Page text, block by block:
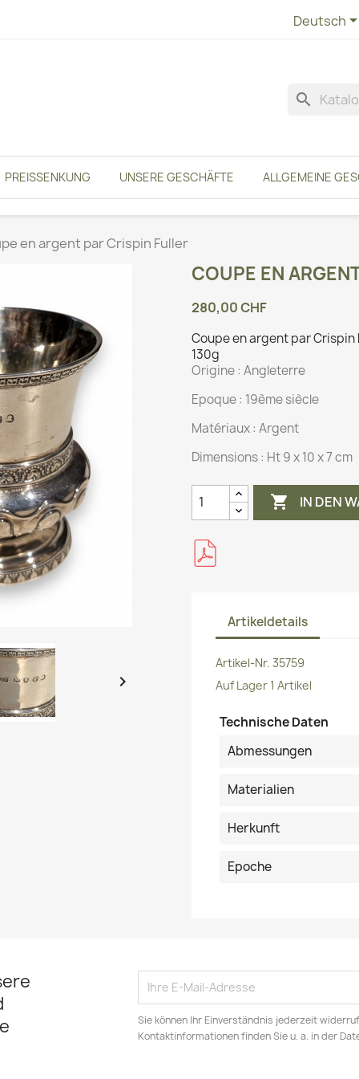
Deutsch
search
PREISSENKUNG UNSERE GESCHÄFTE ALLGEMEINE
en argent par Crispin Fuller

COUPE EN
280,00 CHF
Coupe en argent par Crispin
130g
Origine : Angleterre
Epoque : 19ème siècle
Matériaux : Argent
Dimensions : Ht 9 x 10 x 7 cm
 IN DEN
Artikeldetails
Artikel-Nr. 35759
Auf Lager 1 Artikel
Technische Daten
Abmessungen
Materialien
Herkunft
Epoche
Sie können Ihr Einverständnis jederzeit
Kontaktinformationen finden Sie u. a. in der